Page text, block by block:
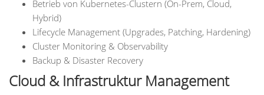
Betrieb von Kubernetes-Clustern (On-Prem, Cloud,
Hybrid)
Lifecycle Management (Upgrades, Patching, Hardening)
Cluster Monitoring & Observability
Backup & Disaster Recovery
Cloud & Infrastruktur Management